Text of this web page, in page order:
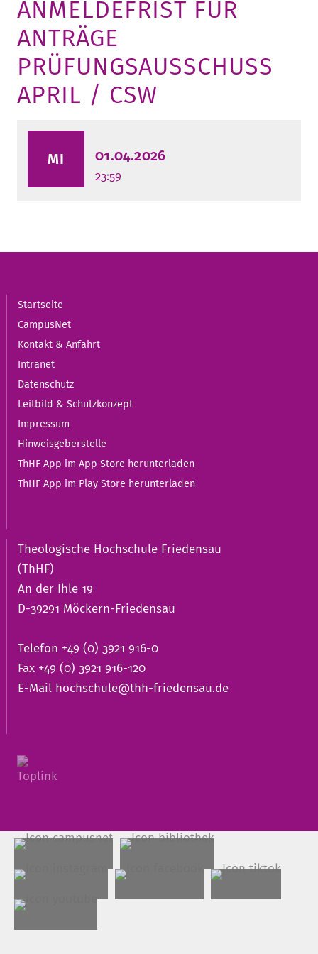
STUDIERENDENPORTAL
LADENCAFÉ
REGION UND FREIZEIT
LEITUNG & MITARBEITENDE
FRIEDENSAU-MEDIA
ALUMNI
PRESSE­INFORMATIONEN
BLOG
MEDIATHEK
KARRIERE
ANMELDEFRIST FÜR
ANTRÄGE
PRÜFUNGSAUSSCHUSS
APRIL / CSW
MI 01.04.2026
23:59
Startseite
CampusNet
Kontakt & Anfahrt
Intranet
Datenschutz
Leitbild & Schutzkonzept
Impressum
Hinweisgeberstelle
ThHF App im App Store herunterladen
ThHF App im Play Store herunterladen
Theologische Hochschule Friedensau
(ThHF)
An der Ihle 19
D-39291 Möckern-Friedensau
Telefon +49 (0) 3921 916-0
Fax +49 (0) 3921 916-120
E-Mail hochschule@thh-friedensau.de